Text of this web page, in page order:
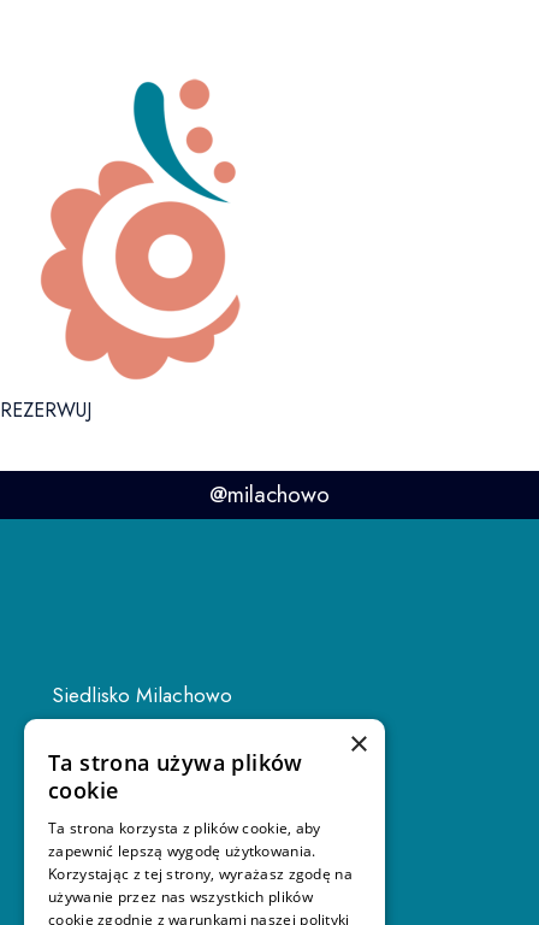
REZERWUJ
@milachowo
Siedlisko Milachowo
89-634 Rolbik
info@milachowo.com
×
Ta strona używa plików
cookie
Ta strona korzysta z plików cookie, aby
zapewnić lepszą wygodę użytkowania.
Korzystając z tej strony, wyrażasz zgodę na
używanie przez nas wszystkich plików
cookie zgodnie z warunkami naszej polityki